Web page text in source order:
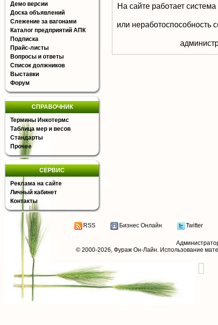
Демо версии
Доска объявлений
Слежение за вагонами
Каталог предприятий АПК
Подписка
Прайс-листы
Вопросы и ответы
Список должников
Выставки
Форум
СПРАВОЧНИК
Термины Инкотермс
Таблица мер и весов
Стандарты
Прочее
СЕРВИС
Реклама на сайте
Личный кабинет
Контакты
На сайте работает
или неработоспособность
RSS Бизнес Онлайн Twitter
© 2000-2026, Фураж Он-Лайн. Использование